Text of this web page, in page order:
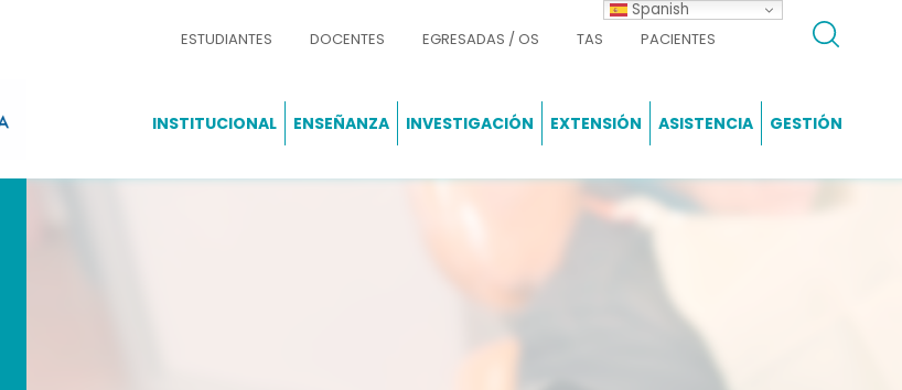
ESTUDIANTES DOCENTES EGRESADAS / OS TAS PACIENTES
INSTITUCIONAL ENSEÑANZA INVESTIGACIÓN EXTENSIÓN ASISTENCIA GESTIÓN
Spanish